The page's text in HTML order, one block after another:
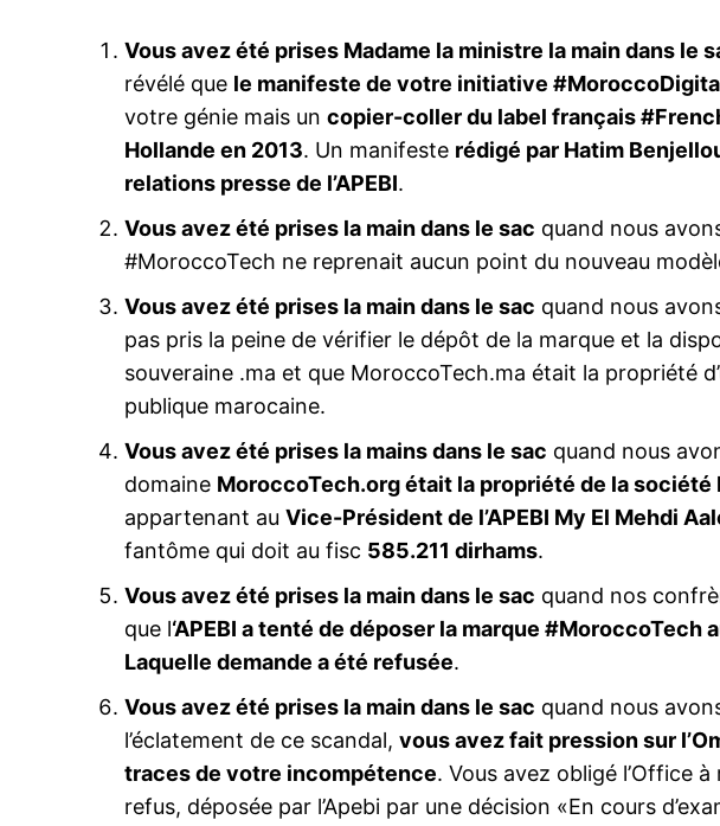
Related
Les flagrants délires de la «Digital Morocco
2030 strategy»
Dès les premières phrases prononcées par
la ministre de la Transition numérique, Mme
de la semaine, l’ADS2024, une vague
nostalgique m’a envahi. Je me suis
instantanément retrouvé transporté en
1982. Dans ma tête résonnait une
symphonie de voix chères à mon cœur :
celles…
10 October 2024
In "Analysis"
Guerre en
Israël
l’Iran
18 March
Vous avez été prises Madame la ministre la main dans le
révélé que le manifeste de votre initiative
votre génie mais un copier-coller du label français
Hollande en 2013. Un manifeste rédigé par Hatim
relations presse de l’APEBI.
Vous avez été prises la main dans le sac quand nous
#MoroccoTech ne reprenait aucun point du nouveau
Vous avez été prises la main dans le sac quand nous
pas pris la peine de vérifier le dépôt de la marque et la
souveraine .ma et que MoroccoTech.ma était la propriété
publique marocaine.
Vous avez été prises la mains dans le sac quand nous
domaine MoroccoTech.org était la propriété de la société
appartenant au Vice-Président de l’APEBI My El Mehdi
fantôme qui doit au fisc 585.211 dirhams.
Vous avez été prises la main dans le sac quand nos
que l‘APEBI a tenté de déposer la marque #MoroccoTech
Laquelle demande a été refusée.
Vous avez été prises la main dans le sac quand nous
l’éclatement de ce scandal, vous avez fait pression sur
traces de votre incompétence. Vous avez obligé l’Office
refus, déposée par l’Apebi par une décision «En cours